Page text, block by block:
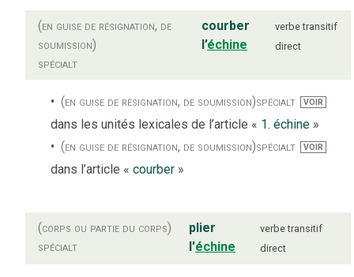
(en guise de résignation, de
soumission)
spécialt
courber
l’échine
verbe transitif
direct
(en guise de résignation, de soumission)spécialt VOIR
dans les unités lexicales de l’article « 1. échine »
(en guise de résignation, de soumission)spécialt VOIR
dans l’article « courber »
(corps ou partie du corps)
spécialt
plier
l'échine
verbe transitif
direct